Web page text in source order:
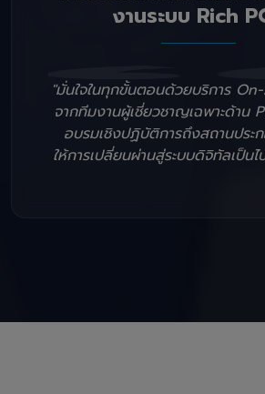
งานระบบ Rich
"มั่นใจในทุกขั้นตอนด้วยบริการ
จากทีมงานผู้เชี่ยวชาญเฉพาะด้าน
อบรมเชิงปฏิบัติการถึงสถานประ
ให้การเปลี่ยนผ่านสู่ระบบดิจิทัลเป็น